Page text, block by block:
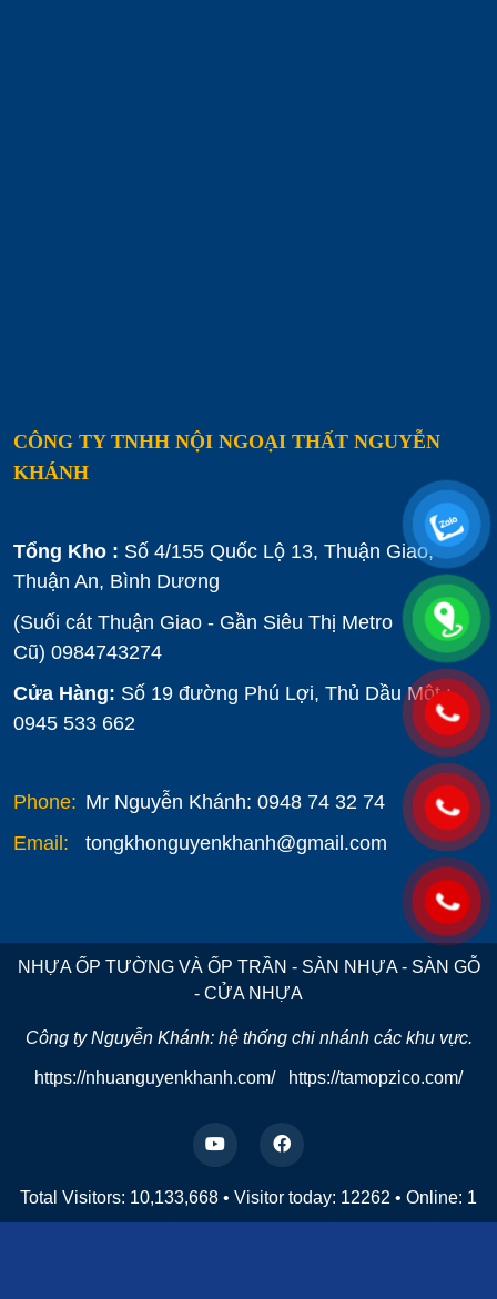
CÔNG TY TNHH NỘI NGOẠI THẤT NGUYỄN
KHÁNH
Tổng Kho : Số 4/155 Quốc Lộ 13, Thuận Giao,
Thuận An, Bình Dương
(Suối cát Thuận Giao - Gần Siêu Thị Metro
Cũ) 0984743274
Cửa Hàng: Số 19 đường Phú Lợi, Thủ Dầu Một :
0945 533 662
Phone: Mr Nguyễn Khánh: 0948 74 32 74
Email:
tongkhonguyenkhanh@gmail.com
NHỰA ỐP TƯỜNG VÀ ỐP TRẦN - SÀN NHỰA - SÀN GỖ
- CỬA NHỰA
Công ty Nguyễn Khánh: hệ thống chi nhánh các khu vực.
https://nhuanguyenkhanh.com/ https://tamopzico.com/
Total Visitors: 10,133,668 • Visitor today: 12262 • Online: 1